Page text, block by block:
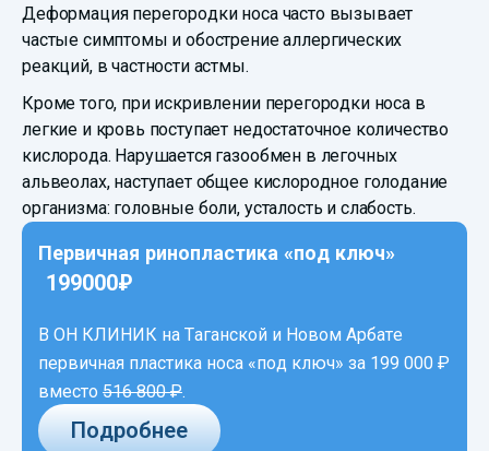
Деформация перегородки носа часто вызывает
частые симптомы и обострение аллергических
реакций, в частности астмы.
Кроме того, при искривлении перегородки носа в
легкие и кровь поступает недостаточное количество
кислорода. Нарушается газообмен в легочных
альвеолах, наступает общее кислородное голодание
организма: головные боли, усталость и слабость.
Первичная ринопластика «под ключ»
199000₽
В ОН КЛИНИК на Таганской и Новом Арбате
первичная пластика носа «под ключ» за 199 000 ₽
вместо 516 800 ₽.
Подробнее